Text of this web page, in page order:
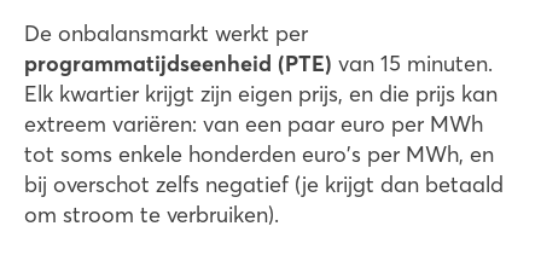
De onbalansmarkt werkt per
programmatijdseenheid (PTE) van 15 minuten.
Elk kwartier krijgt zijn eigen prijs, en die prijs kan
extreem variëren: van een paar euro per MWh
tot soms enkele honderden euro's per MWh, en
bij overschot zelfs negatief (je krijgt dan betaald
om stroom te verbruiken).